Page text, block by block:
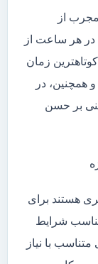
مجرب از
در هر ساعت از
زمان
همچنین، در
بر حسن
هستند برای
شرایط
با نیاز